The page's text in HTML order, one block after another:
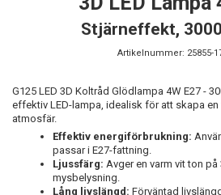
Stjärneffekt,
Artikelnummer: 25855-
G125 LED 3D Koltråd Glödlampa 4W E27 -
effektiv LED-lampa, idealisk för att skapa
atmosfär.
Effektiv energiförbrukning:
passar i E27-fattning.
Ljussfärg: Avger en varm vit ton
mysbelysning.
Lång livslängd: Förväntad